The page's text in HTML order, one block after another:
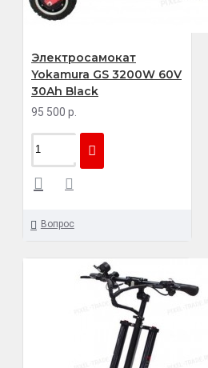
Электросамокат
Yokamura GS 3200W 60V
30Ah Black
95 500 р.
Вопрос